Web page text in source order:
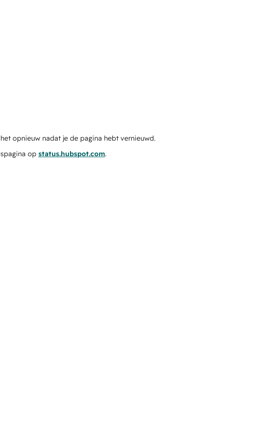
opnieuw nadat je de pagina hebt vernieuwd.
op status.hubspot.com.